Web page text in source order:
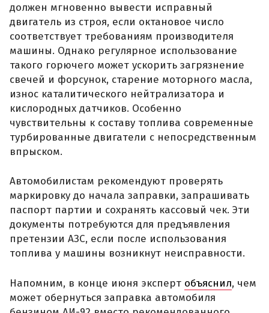
должен мгновенно вывести исправный
двигатель из строя, если октановое число
соответствует требованиям производителя
машины. Однако регулярное использование
такого горючего может ускорить загрязнение
свечей и форсунок, старение моторного масла,
износ каталитического нейтрализатора и
кислородных датчиков. Особенно
чувствительны к составу топлива современные
турбированные двигатели с непосредственным
впрыском.
Автомобилистам рекомендуют проверять
маркировку до начала заправки, запрашивать
паспорт партии и сохранять кассовый чек. Эти
документы потребуются для предъявления
претензии АЗС, если после использования
топлива у машины возникнут неисправности.
Напомним, в конце июня эксперт объяснил, чем
может обернуться заправка автомобиля